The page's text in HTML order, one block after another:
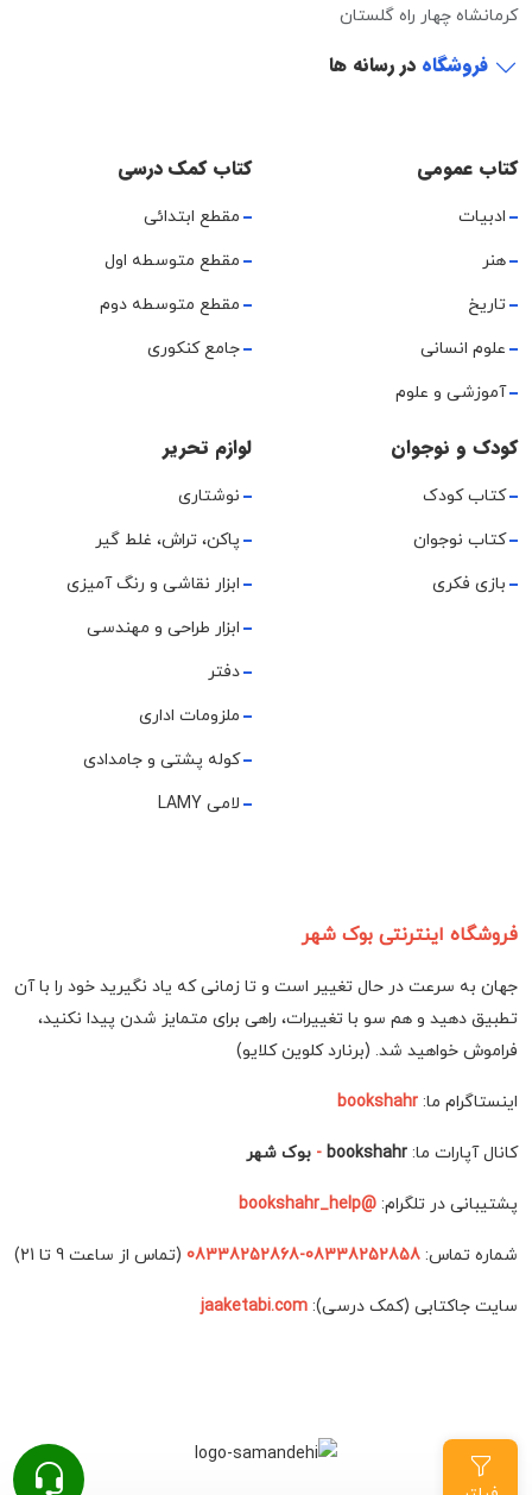
کرمانشاه چهار راه گلستان
فروشگاه در رسانه ها
کتاب عمومی
ادبیات
هنر
تاریخ
علوم انسانی
آموزشی و علوم
کتاب کمک درسی
مقطع ابتدائی
مقطع متوسطه اول
مقطع متوسطه دوم
جامع کنکوری
کودک و نوجوان
کتاب کودک
کتاب نوجوان
بازی فکری
لوازم تحریر
نوشتاری
پاکن، تراش، غلط گیر
ابزار نقاشی و رنگ آمیزی
ابزار طراحی و مهندسی
دفتر
ملزومات اداری
کوله پشتی و جامدادی
لامی LAMY
فروشگاه اینترنتی بوک شهر
جهان به سرعت در حال تغییر است و تا زمانی که یاد نگیرید خود را با آن
تطبیق دهید و هم سو با تغییرات، راهی برای متمایز شدن پیدا نکنید،
فراموش خواهید شد. (برنارد کلوین کلایو)
اینستاگرام ما: bookshahr
کانال آپارات ما: bookshahr
- بوک شهر
پشتیبانی در تلگرام: @bookshahr_help
شماره تماس: 08338252858-08338252868 (تماس از ساعت 9 تا 21)
سایت جاکتابی (کمک درسی): jaaketabi.com